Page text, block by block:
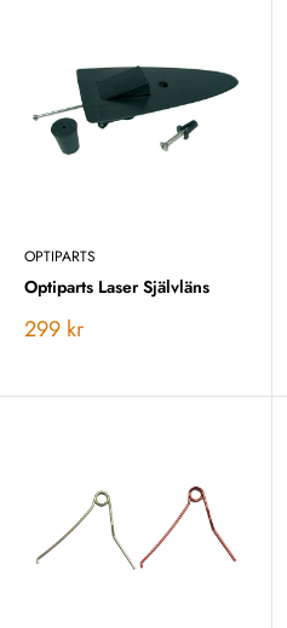
OPTIPARTS
Optiparts Laser Självläns
Vårt
299 kr